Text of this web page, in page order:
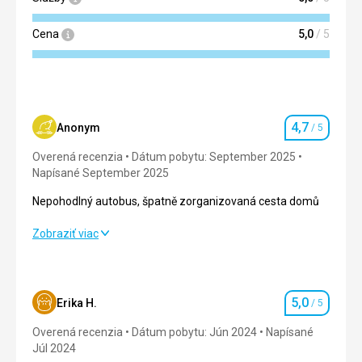
Cena 5,0 / 5
Anonym Hodnotenie
4,7 / 5
Overená recenzia
Dátum pobytu: September 2025
Napísané September 2025
Nepohodlný autobus, špatně zorganizovaná cesta domů
Nepohodlný autobus, špatně zorganizovaná cesta domů
Ubytovanie 5,0/ 5
Okolie 3,0
Zobraziť viac
Erika H. Hodnotenie
5,0 / 5
Overená recenzia Dátum pobytu: Jún 2024
Napísané
Júl 2024